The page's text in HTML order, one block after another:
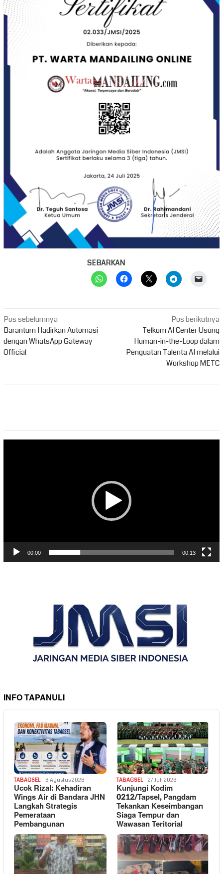
SEBARKAN
Navigasi
pos
Pos sebelumnya
Barantum Hadirkan Automasi
dengan WhatsApp Gateway
Official
Pos berikutnya
Telkom AI Center Usung
Human-in-the-Loop dalam
Penguatan Talenta AI melalui
Workshop METC
00:00 00:13
INFO TAPANULI
TABAGSEL 6 Agustus 2026
Ucok Rizal: Kehadiran
Wings Air di Bandara JHN
Langkah Strategis
Pemerataan
Pembangunan
TABAGSEL 27 Juli 2026
Kunjungi Kodim
0212/Tapsel, Pangdam
Tekankan Keseimbangan
Siaga Tempur dan
Wawasan Teritorial